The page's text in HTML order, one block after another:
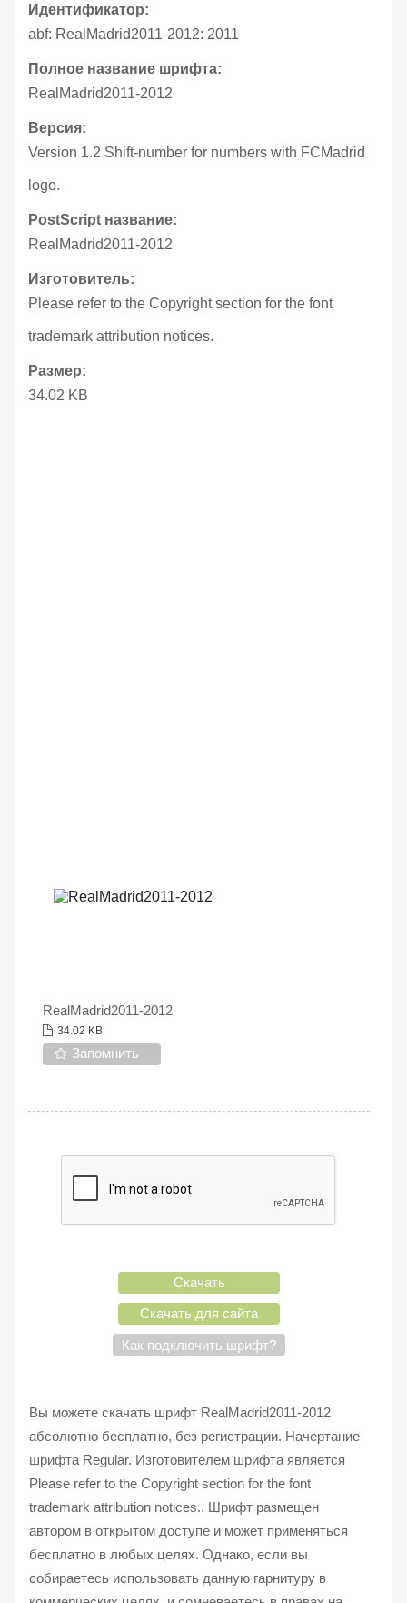
Идентификатор:
abf: RealMadrid2011-2012: 2011
Полное название шрифта:
RealMadrid2011-2012
Версия:
Version 1.2 Shift-number for numbers with FCMadrid
logo.
PostScript название:
RealMadrid2011-2012
Изготовитель:
Please refer to the Copyright section for the font
trademark attribution notices.
Размер:
34.02 KB
RealMadrid2011-2012
34.02 KB
Запомнить
Скачать
Скачать для сайта
Как подключить шрифт?
Вы можете скачать шрифт RealMadrid2011-2012
абсолютно бесплатно, без регистрации. Начертание
шрифта Regular. Изготовителем шрифта является
Please refer to the Copyright section for the font
trademark attribution notices.. Шрифт размещен
автором в открытом доступе и может применяться
бесплатно в любых целях. Однако, если вы
собираетесь использовать данную гарнитуру в